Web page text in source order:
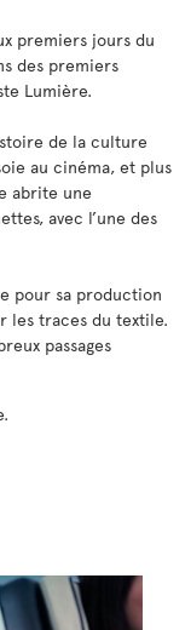
premiers jours du
des premiers
Lumière.
de la culture
au cinéma, et plus
abrite une
avec l’une des
pour sa production
les traces du textile.
passages